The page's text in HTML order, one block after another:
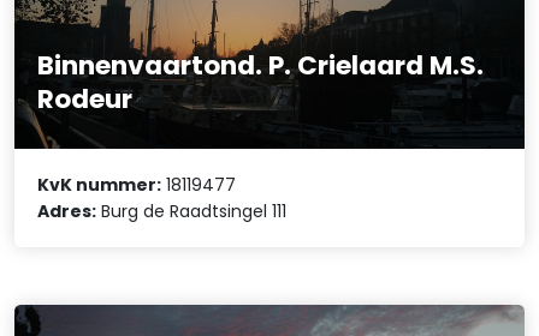
Binnenvaartond. P. Crielaard M.S.
Rodeur
KvK nummer: 18119477
Adres: Burg de Raadtsingel 111